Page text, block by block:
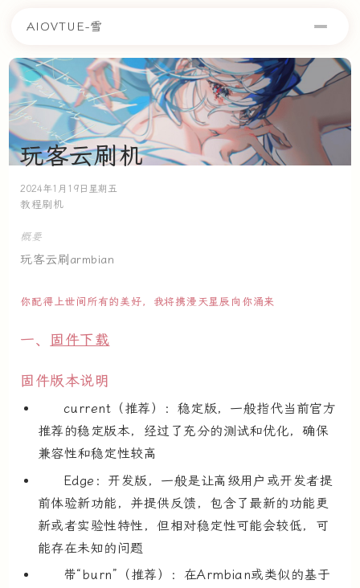
AIOVTUE-雪
玩客云刷机
2024年1月19日星期五
教程刷机
概要
玩客云刷armbian
你配得上世间所有的美好，我将携漫天星辰向你涌来
一、 固件下载
固件版本说明
current（推荐）：稳定版，一般指代当前官方
推荐的稳定版本，经过了充分的测试和优化，确保
兼容性和稳定性较高
Edge：开发版，一般是让高级用户或开发者提
前体验新功能，并提供反馈，包含了最新的功能更
新或者实验性特性，但相对稳定性可能会较低，可
能存在未知的问题
带“burn”（推荐）：在Armbian或类似的基于